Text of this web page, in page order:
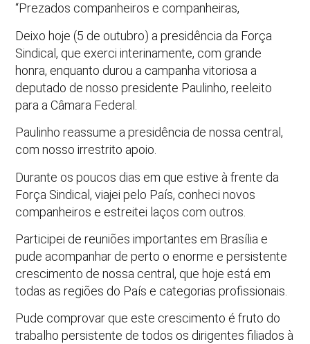
“Prezados companheiros e companheiras,
Deixo hoje (5 de outubro) a presidência da Força
Sindical, que exerci interinamente, com grande
honra, enquanto durou a campanha vitoriosa a
deputado de nosso presidente Paulinho, reeleito
para a Câmara Federal.
Paulinho reassume a presidência de nossa central,
com nosso irrestrito apoio.
Durante os poucos dias em que estive à frente da
Força Sindical, viajei pelo País, conheci novos
companheiros e estreitei laços com outros.
Participei de reuniões importantes em Brasília e
pude acompanhar de perto o enorme e persistente
crescimento de nossa central, que hoje está em
todas as regiões do País e categorias profissionais.
Pude comprovar que este crescimento é fruto do
trabalho persistente de todos os dirigentes filiados à